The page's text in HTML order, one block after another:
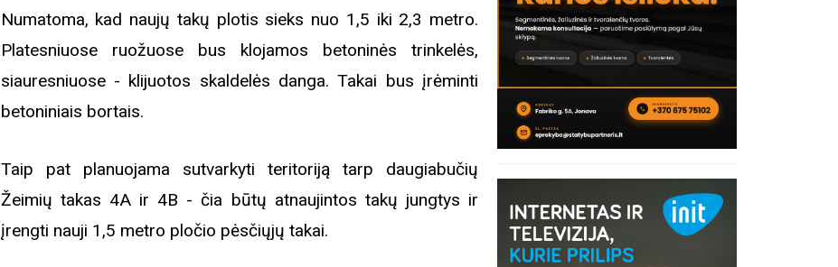
Numatoma, kad naujų takų plotis sieks nuo 1,5 iki 2,3 metro.
Platesniuose ruožuose bus klojamos betoninės trinkelės,
siauresniuose - klijuotos skaldelės danga. Takai bus įrėminti
betoniniais bortais.
Taip pat planuojama sutvarkyti teritoriją tarp daugiabučių
Žeimių takas 4A ir 4B - čia būtų atnaujintos takų jungtys ir
įrengti nauji 1,5 metro pločio pėsčiųjų takai.